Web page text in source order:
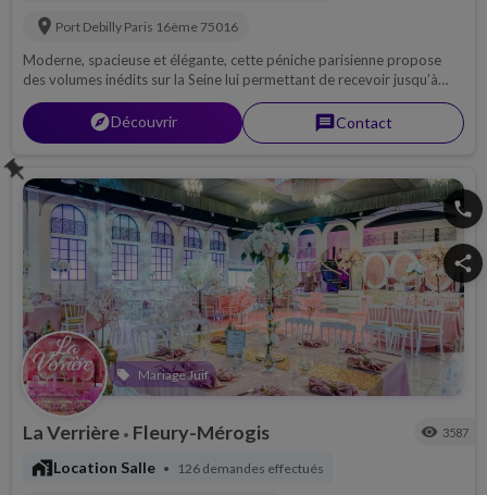
location_on Port Debilly Paris 16ème 75016
Moderne, spacieuse et élégante, cette péniche parisienne propose
des volumes inédits sur la Seine lui permettant de recevoir jusqu’à
400 invités à quai ou en croisière.Le Diamant Bleu est parfaitement
dimensionné et équipé pour accueillir tous types d’événements,
privés (mariages, anniversaires…) ou professionnels (séminaire, défilé,
spécialiste des événements embarqués et peut organiser vos
événements de A à Z : traiteur maison, DJ, lumière, animations,
service, maîtres d’hôtel…
explorerDécouvrir messageContact
local_offer Mariage Juif
phone
share
La Verrière • Fleury-Mérogis visibility 3587
maps_home_work Location Salle • 126 demandes effectués